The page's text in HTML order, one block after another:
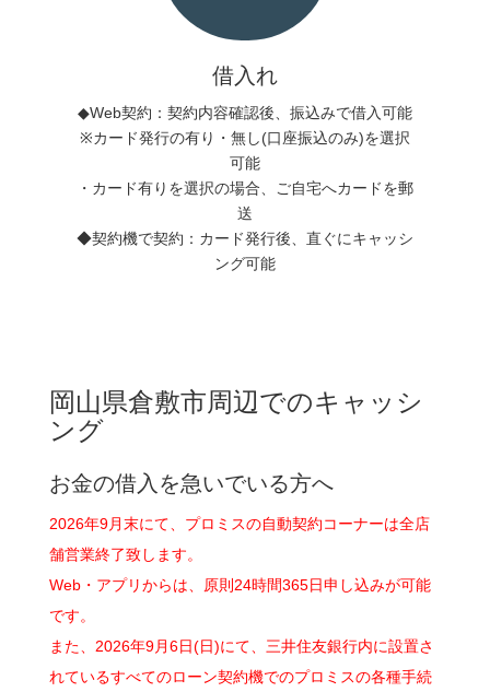
借入れ
◆Web契約：契約内容確認後、振込みで借入可能
※カード発行の有り・無し(口座振込のみ)を選択
可能
・カード有りを選択の場合、ご自宅へカードを郵
送
◆契約機で契約：カード発行後、直ぐにキャッシ
ング可能
岡山県倉敷市周辺でのキャッシ
ング
お金の借入を急いでいる方へ
2026年9月末にて、プロミスの自動契約コーナーは全店
舗営業終了致します。
Web・アプリからは、原則24時間365日申し込みが可能
です。
また、2026年9月6日(日)にて、三井住友銀行内に設置さ
れているすべてのローン契約機でのプロミスの各種手続